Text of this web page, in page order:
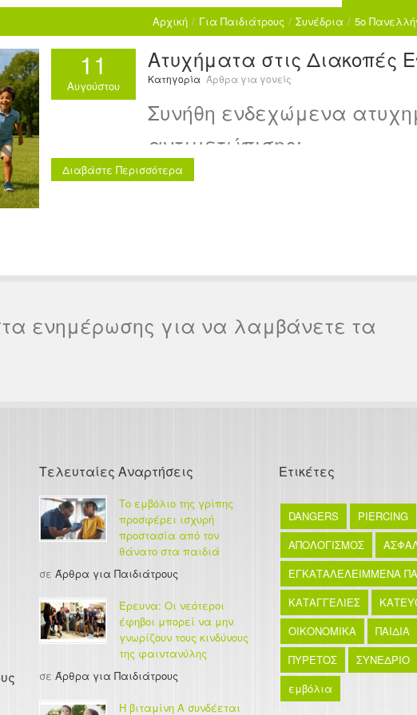
Αρχική / Για Παιδιάτρους / Συνέδρια / 5o
11
Αυγούστου
Ατυχήματα στις Διακοπές
Κατηγορία Άρθρα για γονείς
Συνήθη ενδεχώμενα
αντιμετώπισης:
Διαβάστε Περισσότερα
ενημέρωσης για να λαμβάνετε τα
Τελευταίες Αναρτήσεις
Το εμβόλιο της γρίπης
προσφέρει ισχυρή
προστασία από τον
θάνατο στα παιδιά
σε Άρθρα για Παιδιάτρους
Έρευνα: Οι νεότεροι
έφηβοι μπορεί να μην
γνωρίζουν τους κινδύνους
της φαιντανύλης
σε Άρθρα για Παιδιάτρους
Η βιταμίνη Α συνδέεται
Ετικέτες
DANGERS PIERCING
ΑΠΟΛΟΓΙΣΜΟΣ
ΕΓΚΑΤΑΛΕΛΕΙΜΜΕΝΑ
ΚΑΤΑΓΓΕΛΙΕΣ
ΟΙΚΟΝΟΜΙΚΑ
ΠΑΙΔΙΑ
ΠΥΡΕΤΟΣ
ΣΥΝΕΔΡΙΟ
εμβόλια